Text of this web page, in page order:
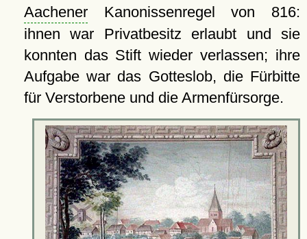
AachenerKanonissenregel von 816:
ihnen war Privatbesitz erlaubt und sie
konnten das Stift wieder verlassen; ihre
Aufgabe war das Gotteslob, die Fürbitte
für Verstorbene und die Armenfürsorge.